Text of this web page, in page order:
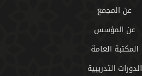
عن المجمع
عن المؤسس
المكتبة العامة
الدورات التدريبية